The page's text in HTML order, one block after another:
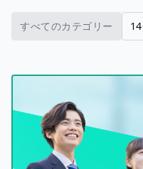
すべてのカテゴリー